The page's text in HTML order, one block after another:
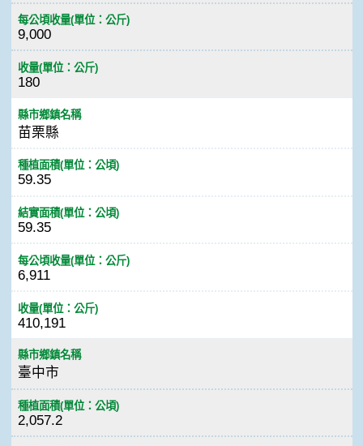
每公頃收量(單位：公斤)
9,000
收量(單位：公斤)
180
縣市鄉鎮名稱
苗栗縣
種植面積(單位：公頃)
59.35
結實面積(單位：公頃)
59.35
每公頃收量(單位：公斤)
6,911
收量(單位：公斤)
410,191
縣市鄉鎮名稱
臺中市
種植面積(單位：公頃)
2,057.2